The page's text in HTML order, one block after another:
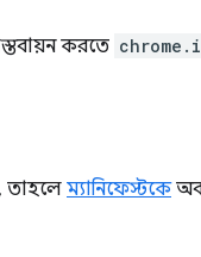
করতে
তাহলে ম্যানিফেস্টকে